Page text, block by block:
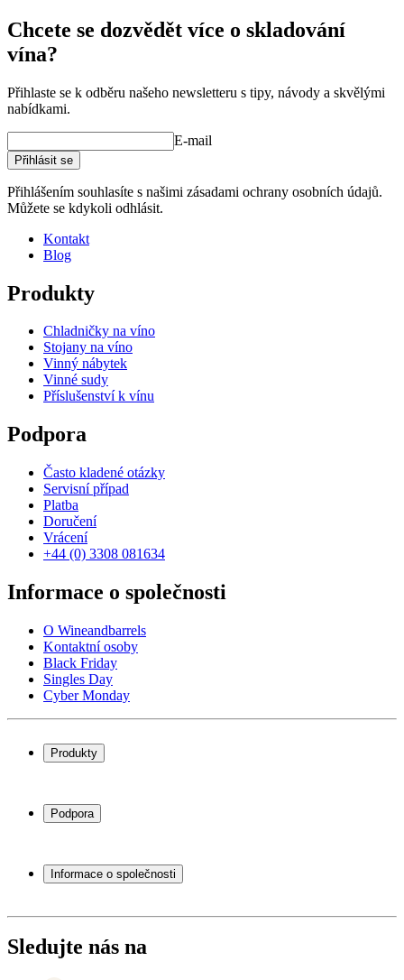
Chcete se dozvědět více o skladování
vína?
Přihlaste se k odběru našeho newsletteru s tipy, návody a skvělými
nabídkami.
E-mail
Přihlásit se
Přihlášením souhlasíte s našimi zásadami ochrany osobních údajů.
Můžete se kdykoli odhlásit.
Kontakt
Blog
Produkty
Chladničky na víno
Stojany na víno
Vinný nábytek
Vinné sudy
Příslušenství k vínu
Podpora
Často kladené otázky
Servisní případ
Platba
Doručení
Vrácení
+44 (0) 3308 081634
Informace o společnosti
O Wineandbarrels
Kontaktní osoby
Black Friday
Singles Day
Cyber Monday
Produkty
Stojany na víno
Vinný nábytek
Podpora
Servisní případ
Platba
Vrácení
Informace o společnosti
Black Friday
Singles Day
Sledujte nás na